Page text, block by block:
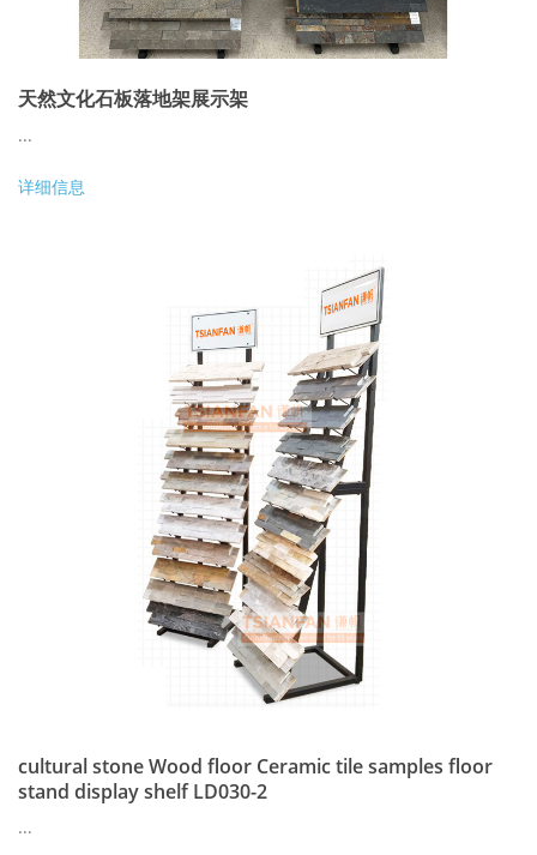
天然文化石板落地架展示架
...
详细信息
cultural stone Wood floor Ceramic tile samples floor
stand display shelf LD030-2
...